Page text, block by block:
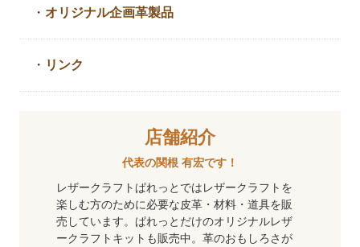
・ オリジナル企画革製品
・ リンク
店舗紹介
代表の関根 有宏です！
レザークラフトぱれっとではレザークラフトを
楽しむ方のために必要な皮革・材料・道具を販
売しています。ぱれっとだけのオリジナルレザ
ークラフトキットも販売中。革のおもしろさが